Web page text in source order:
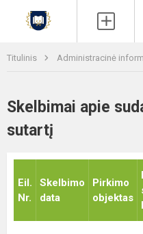
Titulinis Administracinė
Skelbimai apie
sutartį
Eil.
Nr.
Skelbimo
data
Pirkimo
objektas